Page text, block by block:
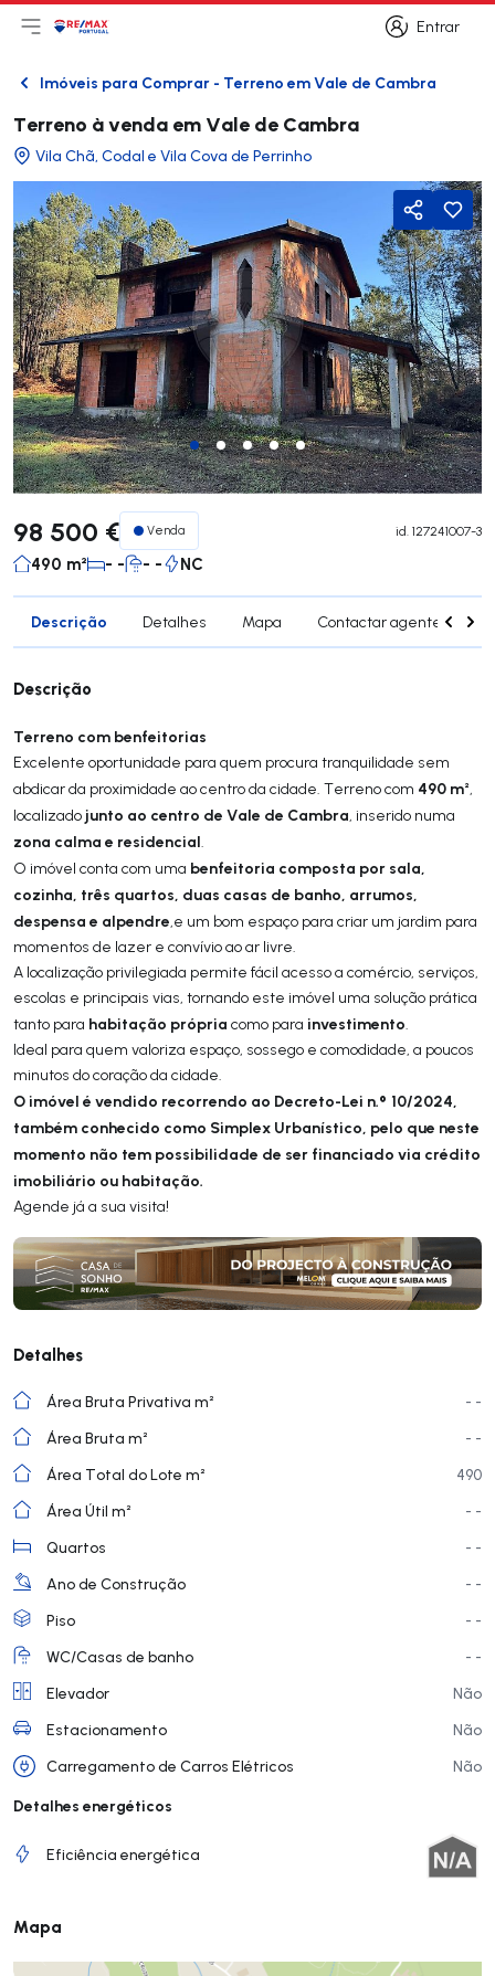
Entrar
Entrar
Abri menu principal
LogoIr para página inicial
VoltarImóveis para Comprar - Terreno em Vale de Cambra
Terreno à venda em Vale de Cambra
Vila Chã, Codal e Vila Cova de Perrinho
Partilhar
98 500 € Venda id. 127241007-3
490 m² - - - - NC
Descrição Detalhes Mapa Contactar agente
Descrição
Terreno com benfeitorias
Excelente oportunidade para quem procura tranquilidade sem
abdicar da proximidade ao centro da cidade. Terreno com 490 m²,
localizado junto ao centro de Vale de Cambra, inserido numa
zona calma e residencial.
O imóvel conta com uma benfeitoria composta por sala,
cozinha, três quartos, duas casas de banho, arrumos,
despensa e alpendre,e um bom espaço para criar um jardim para
momentos de lazer e convívio ao ar livre.
A localização privilegiada permite fácil acesso a comércio, serviços,
escolas e principais vias, tornando este imóvel uma solução prática
tanto para habitação própria como para investimento.
Ideal para quem valoriza espaço, sossego e comodidade, a poucos
minutos do coração da cidade.
O imóvel é vendido recorrendo ao Decreto-Lei n.º 10/2024,
também conhecido como Simplex Urbanístico, pelo que neste
momento não tem possibilidade de ser financiado via crédito
imobiliário ou habitação.
Agende já a sua visita!
Detalhes
Área Bruta Privativa m²
- -
Área Bruta m²
- -
Área Total do Lote m²
490
Área Útil m²
- -
Quartos
- -
Ano de Construção
- -
Piso
- -
WC/Casas de banho
- -
Elevador
Não
Estacionamento
Não
Carregamento de Carros Elétricos
Não
Detalhes energéticos
Eficiência energética
Mapa